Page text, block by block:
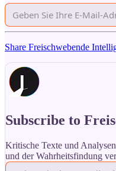
Share Freischwebende
Subscribe to
Kritische Texte und
und der Wahrheitsfindung